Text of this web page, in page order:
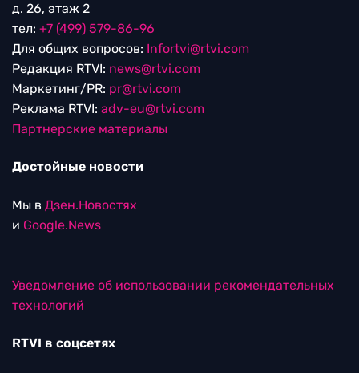
д. 26, этаж 2
тел: +7 (499) 579-86-96
Для общих вопросов: Infortvi@rtvi.com
Редакция RTVI: news@rtvi.com
Маркетинг/PR: pr@rtvi.com
Реклама RTVI: adv-eu@rtvi.com
Партнерские материалы
Достойные новости
Мы в Дзен.Новостях
и Google.News
Уведомление об использовании рекомендательных
технологий
RTVI в соцсетях